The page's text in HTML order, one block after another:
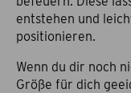
entstehen und
positionieren.
Wenn du dir noch
Größe für dich